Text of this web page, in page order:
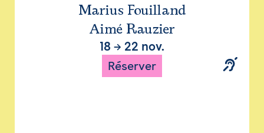
Marius Fouilland
Aimé Rauzier
18 → 22 nov.
Réserver